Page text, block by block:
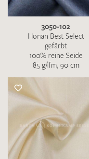
Ich bin damit
zur Beantwortung
Die
genommen und
3050-102
Honan Best Select
gefärbt
100% reine Seide
85 g/lfm, 90 cm